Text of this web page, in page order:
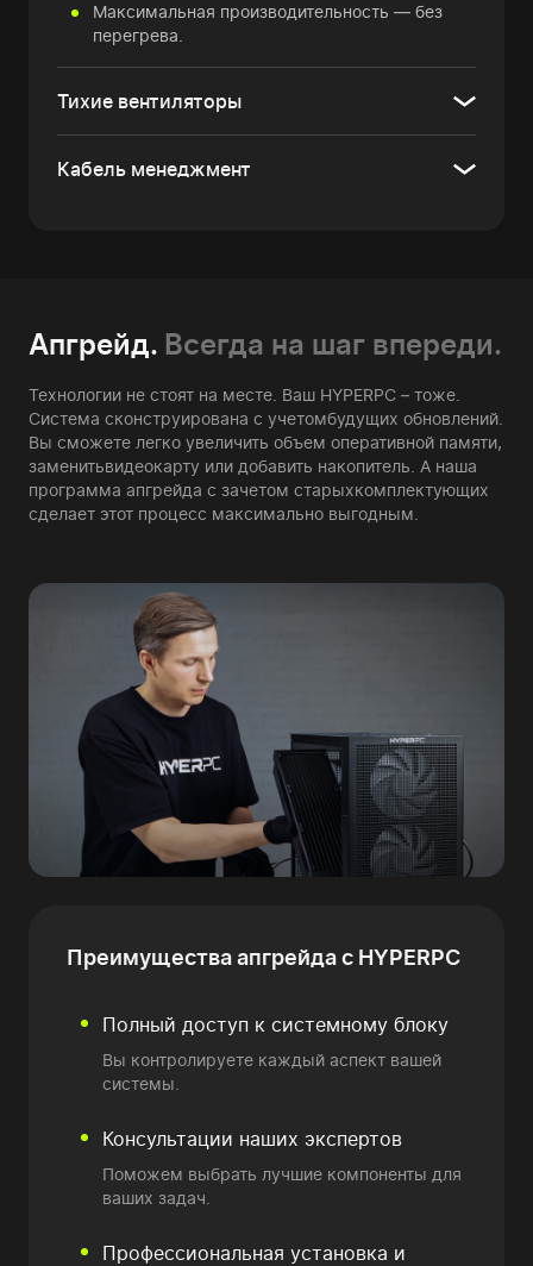
Максимальная производительность — без
перегрева.
Тихие вентиляторы
Кабель менеджмент
Апгрейд. Всегда на шаг впереди.
Технологии не стоят на месте. Ваш HYPERPC – тоже.
Система сконструирована с учетомбудущих обновлений.
Вы сможете легко увеличить объем оперативной памяти,
заменитьвидеокарту или добавить накопитель. А наша
программа апгрейда с зачетом старыхкомплектующих
сделает этот процесс максимально выгодным.
Преимуществаапгрейда с HYPERPC
Полный доступ к системному блоку
Вы контролируете каждый аспект вашей
системы.
Консультации наших экспертов
Поможем выбрать лучшие компоненты для
ваших задач.
Профессиональная установка и